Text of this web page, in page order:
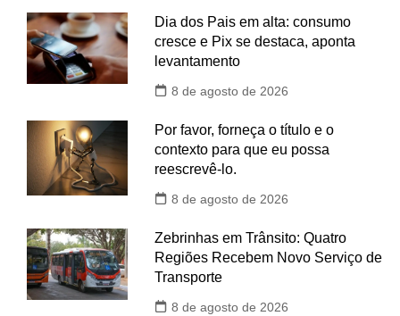
Dia dos Pais em alta: consumo
cresce e Pix se destaca, aponta
levantamento
8 de agosto de 2026
Por favor, forneça o título e o
contexto para que eu possa
reescrevê-lo.
8 de agosto de 2026
Zebrinhas em Trânsito: Quatro
Regiões Recebem Novo Serviço de
Transporte
8 de agosto de 2026